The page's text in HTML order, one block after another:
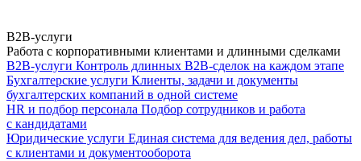
B2B-услуги
Работа с корпоративными клиентами и длинными сделками
B2B-услуги Контроль длинных B2B-сделок на каждом этапе
Бухгалтерские услуги Клиенты, задачи и документы
бухгалтерских компаний в одной системе
HR и подбор персонала Подбор сотрудников и работа
с кандидатами
Юридические услуги Единая система для ведения дел, работы
с клиентами и документооборота